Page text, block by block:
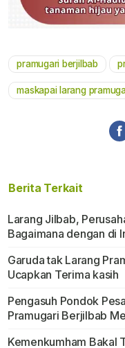
pramugari berjilbab
maskapai larang
Berita Terkait
Larang Jilbab,
Bagaimana dengan di
Garuda tak Larang
Ucapkan Terima kasih
Pengasuh Pondok
Pramugari Berjilbab
Kemenkumham Bakal